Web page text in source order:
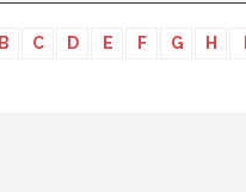
B C D E F G H